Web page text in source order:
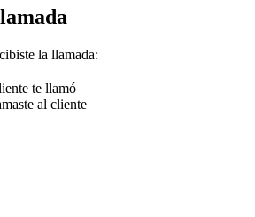
la llamada:
te llamó
al cliente